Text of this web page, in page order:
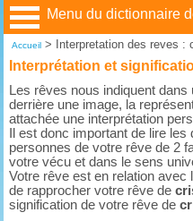
Menu du dictionnaire
Accueil> Interpretation des reves :
Interprétation et
Les rêves nous indiquent
derrière une image, la
attachée une interprétation
Il est donc important de lire
personnes de votre rêve de 2
votre vécu et dans le sens
Votre rêve est en relation
de rapprocher votre rêve de
signification de votre rêve de